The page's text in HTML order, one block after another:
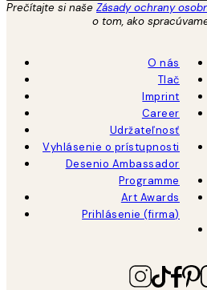
Prečítajte si naše Zásady ochrany
o tom, ako
O nás
Tlač
Imprint
Career
Udržateľnosť
Vyhlásenie o prístupnosti
Desenio Ambassador
Programme
Art Awards
Prihlásenie (firma)